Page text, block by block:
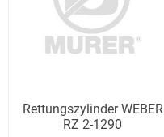
Rettungszylinder WEBER
RZ 2-1290